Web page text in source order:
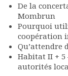
Statuts de
Vie de
Calendrier
Assemblées
Comptes
Rapports
De la
Mombrun
Pourquoi
coopération
Qu’attendre
Habitat II + 5
autorités